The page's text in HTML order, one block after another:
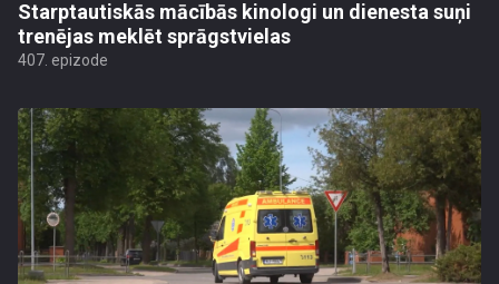
Starptautiskās mācībās kinologi un dienesta suņi
trenējas meklēt sprāgstvielas
407. epizode